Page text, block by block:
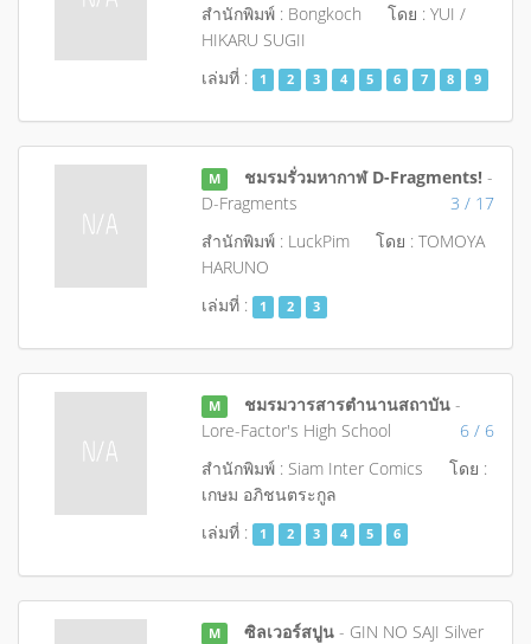
สำนักพิมพ์ : Bongkoch
โดย : YUI /
HIKARU SUGII
เล่มที่ :
1 2 3 4 5 6 7 8 9
M ชมรมรั่วมหากาฬ D-Fragments! -
D-Fragments
3 / 17
สำนักพิมพ์ : LuckPim
โดย : TOMOYA
HARUNO
เล่มที่ :
1 2 3
M ชมรมวารสารตำนานสถาบัน -
Lore-Factor's High School
6 / 6
สำนักพิมพ์ : Siam Inter Comics
โดย :
เกษม อภิชนตระกูล
เล่มที่ :
1 2 3 4 5 6
M ซิลเวอร์สปูน - GIN NO SAJI Silver